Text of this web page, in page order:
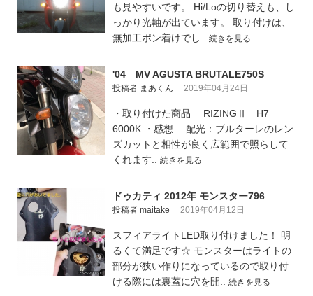
も見やすいです。 Hi/Loの切り替えも、し
っかり光軸が出ています。 取り付けは、
無加工ポン着けでし.. 続きを見る
'04 MV AGUSTA BRUTALE750S
投稿者 まあくん 2019年04月24日
・取り付けた商品 RIZINGⅡ H7
6000K ・感想 配光：ブルターレのレン
ズカットと相性が良く広範囲で照らして
くれます.. 続きを見る
ドゥカティ 2012年 モンスター796
投稿者 maitake 2019年04月12日
スフィアライトLED取り付けました！ 明
るくて満足です☆ モンスターはライトの
部分が狭い作りになっているので取り付
ける際には裏蓋に穴を開.. 続きを見る